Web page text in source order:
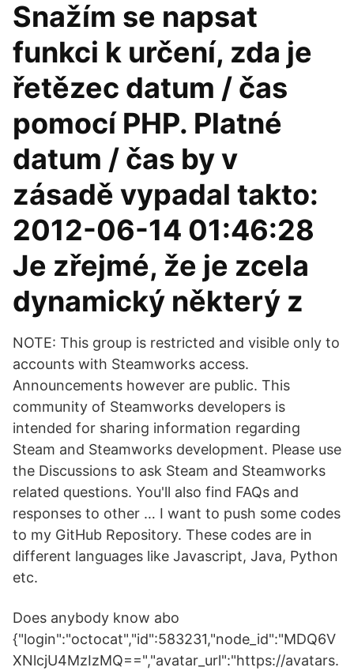
Snažím se napsat
funkci k určení, zda je
řetězec datum / čas
pomocí PHP. Platné
datum / čas by v
zásadě vypadal takto:
2012-06-14 01:46:28
Je zřejmé, že je zcela
dynamický některý z
NOTE: This group is restricted and visible only to
accounts with Steamworks access.
Announcements however are public. This
community of Steamworks developers is
intended for sharing information regarding
Steam and Steamworks development. Please use
the Discussions to ask Steam and Steamworks
related questions. You'll also find FAQs and
responses to other … I want to push some codes
to my GitHub Repository. These codes are in
different languages like Javascript, Java, Python
etc.
Does anybody know abo
{"login":"octocat","id":583231,"node_id":"MDQ6V
XNlcjU4MzIzMQ==","avatar_url":"https://avatars.